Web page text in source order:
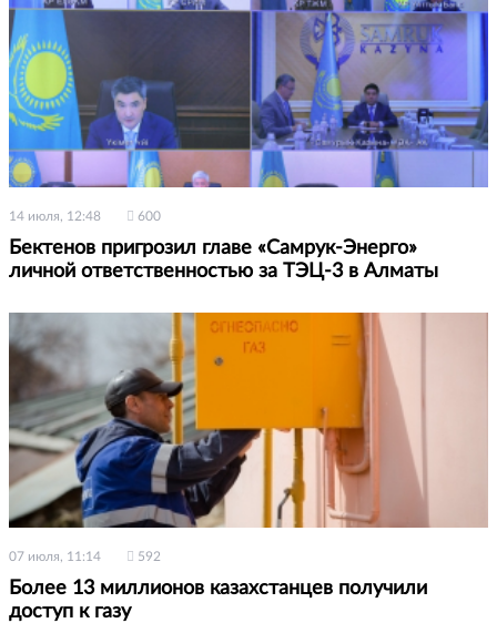
14 июля, 12:48 600
Бектенов пригрозил главе «Самрук-Энерго»
личной ответственностью за ТЭЦ-3 в Алматы
07 июля, 11:14 592
Более 13 миллионов казахстанцев получили
доступ к газу